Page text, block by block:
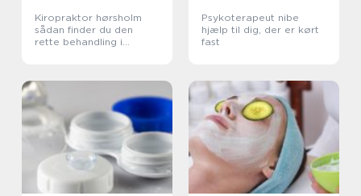
Kiropraktor hørsholm
sådan finder du den
rette behandling i
Psykoterapeut nibe
hjælp til dig, der er kørt
fast